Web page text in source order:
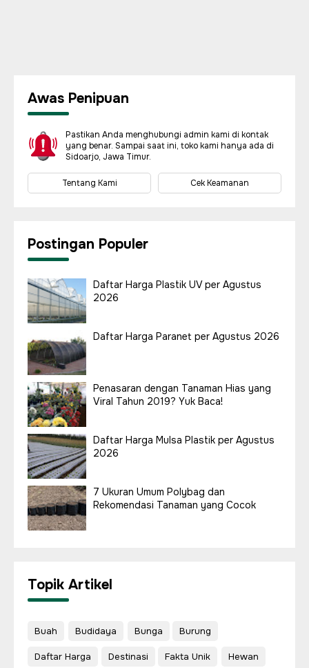
Awas Penipuan
Pastikan Anda menghubungi admin kami di kontak
yang benar. Sampai saat ini, toko kami hanya ada di
Sidoarjo, Jawa Timur.
Tentang Kami Cek Keamanan
Postingan Populer
Daftar Harga Plastik UV per Agustus
2026
Daftar Harga Paranet per Agustus 2026
Penasaran dengan Tanaman Hias yang
Viral Tahun 2019? Yuk Baca!
Daftar Harga Mulsa Plastik per Agustus
2026
7 Ukuran Umum Polybag dan
Rekomendasi Tanaman yang Cocok
Topik Artikel
Buah Budidaya Bunga Burung
Daftar Harga Destinasi Fakta Unik
Hewan